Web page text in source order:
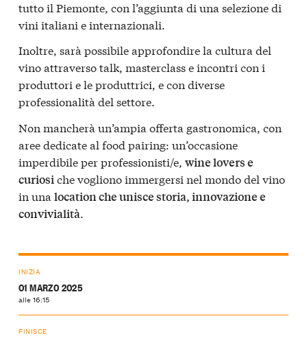
tutto il Piemonte, con l’aggiunta di una selezione di
vini italiani e internazionali.
Inoltre, sarà possibile approfondire la cultura del
vino attraverso talk, masterclass e incontri con i
produttori e le produttrici, e con diverse
professionalità del settore.
Non mancherà un’ampia offerta gastronomica, con
aree dedicate al food pairing: un’occasione
imperdibile per professionisti/e, wine lovers e
curiosiche vogliono immergersi nel mondo del vino
in una location che unisce storia, innovazione e
convivialità.
INIZIA
01 MARZO 2025
alle 16:15
FINISCE